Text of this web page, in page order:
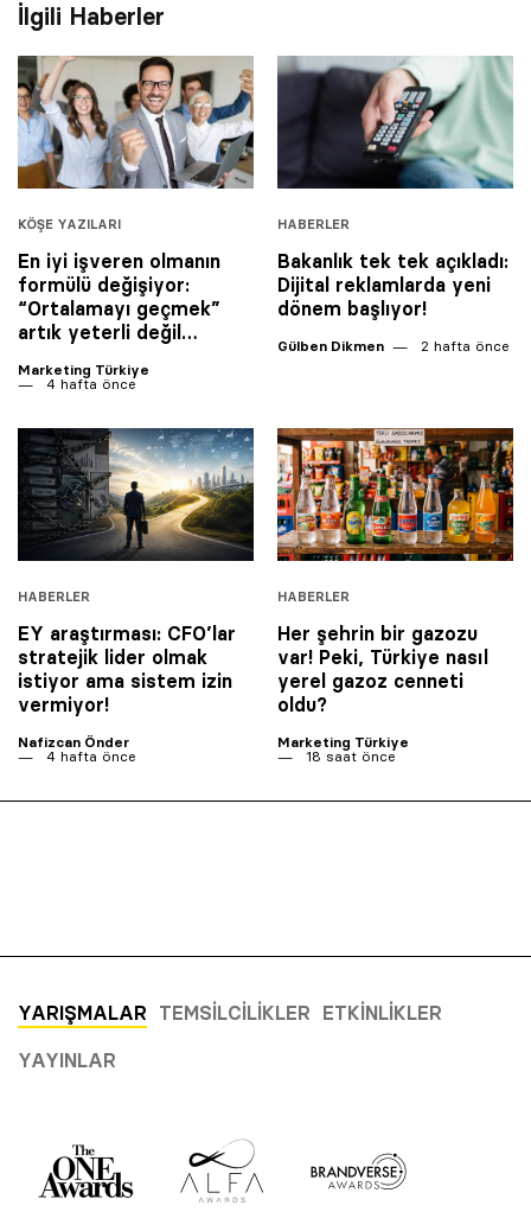
İlgili Haberler
KÖŞE YAZILARI
En iyi işveren olmanın
formülü değişiyor:
“Ortalamayı geçmek”
artık yeterli değil…
Marketing Türkiye
4 hafta önce
HABERLER
Bakanlık tek tek açıkladı:
Dijital reklamlarda yeni
dönem başlıyor!
Gülben Dikmen 2 hafta önce
HABERLER
EY araştırması: CFO’lar
stratejik lider olmak
istiyor ama sistem izin
vermiyor!
Nafizcan Önder
4 hafta önce
HABERLER
Her şehrin bir gazozu
var! Peki, Türkiye nasıl
yerel gazoz cenneti
oldu?
Marketing Türkiye
18 saat önce
YARIŞMALAR TEMSILCILIKLER ETKINLIKLER
YAYINLAR